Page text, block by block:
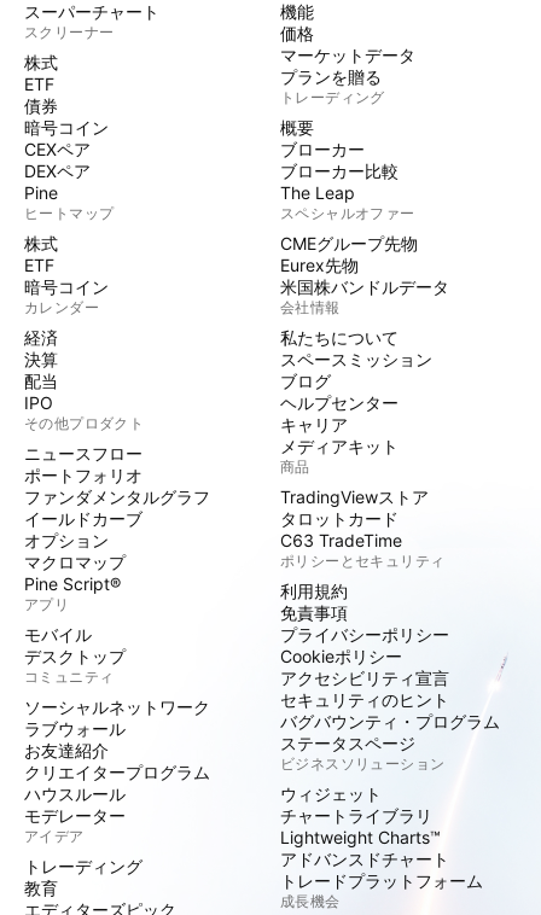
スーパーチャート
スクリーナー
株式
ETF
債券
暗号コイン
CEXペア
DEXペア
Pine
ヒートマップ
株式
ETF
暗号コイン
カレンダー
経済
決算
配当
IPO
その他プロダクト
ニュースフロー
ポートフォリオ
ファンダメンタルグラフ
イールドカーブ
オプション
マクロマップ
Pine Script®
アプリ
モバイル
デスクトップ
コミュニティ
ソーシャルネットワーク
ラブウォール
お友達紹介
クリエイタープログラム
ハウスルール
モデレーター
アイデア
トレーディング
教育
エディターズピック
機能
価格
マーケットデータ
プランを贈る
トレーディング
概要
ブローカー
ブローカー比較
The Leap
スペシャルオファー
CMEグループ先物
Eurex先物
米国株バンドルデータ
会社情報
私たちについて
スペースミッション
ブログ
ヘルプセンター
キャリア
メディアキット
商品
TradingViewストア
タロットカード
C63 TradeTime
ポリシーとセキュリティ
利用規約
免責事項
プライバシーポリシー
Cookieポリシー
アクセシビリティ宣言
セキュリティのヒント
バグバウンティ・プログラム
ステータスページ
ビジネスソリューション
ウィジェット
チャートライブラリ
Lightweight Charts™
アドバンスドチャート
トレードプラットフォーム
成長機会